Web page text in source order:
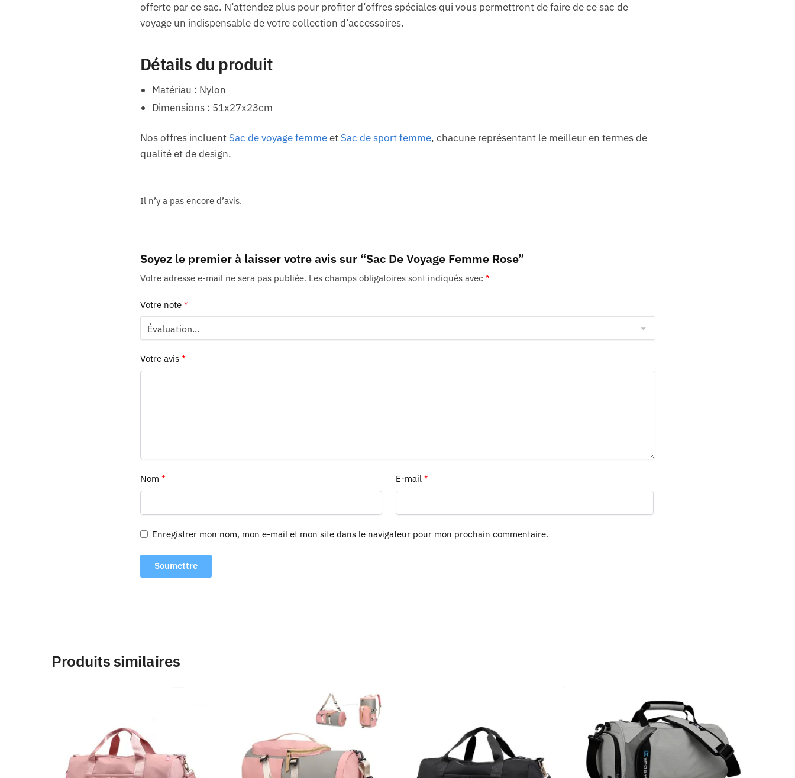
offerte par ce sac. N’attendez plus pour profiter d’offres spéciales qui vous permettront de faire de ce sac de
voyage un indispensable de votre collection d’accessoires.
Détails du produit
Matériau : Nylon
Dimensions : 51x27x23cm
Nos offres incluent Sac de voyage femmeet Sac de sport femme, chacune représentant le meilleur en termes de
qualité et de design.
Il n’y a pas encore d’avis.
Soyez le premier à laisser votre avis sur “Sac De Voyage Femme Rose”
Votre adresse e-mail ne sera pas publiée. Les champs obligatoires sont indiqués avec *
Votre note *
Votre avis *
Nom * E-mail*
Enregistrer mon nom, mon e-mail et mon site dans le navigateur pour mon prochain commentaire.
Produits similaires